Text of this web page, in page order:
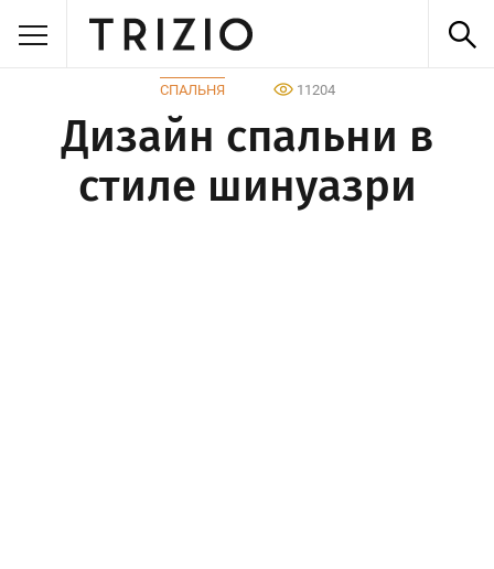
СПАЛЬНЯ 11204
Дизайн спальни в
стиле шинуазри